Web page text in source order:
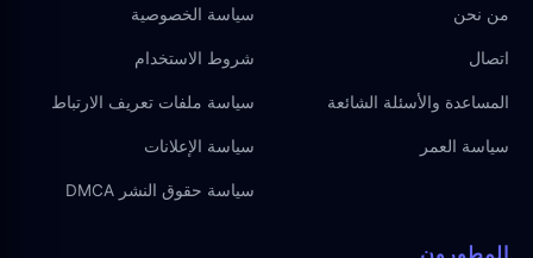
من نحن
اتصال
المساعدة والأسئلة الشائعة
سياسة العمر
سياسة الخصوصية
شروط الاستخدام
سياسة ملفات تعريف الارتباط
سياسة الإعلانات
سياسة حقوق النشر DMCA
المطورون